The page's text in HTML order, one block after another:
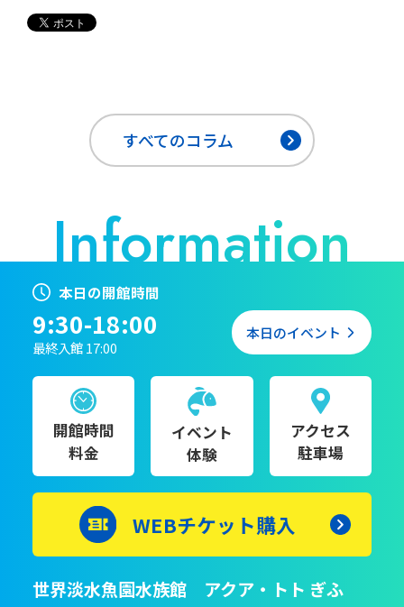
すべてのコラム
本日の開館時間
9:30-18:00
最終入館 17:00
本日のイベント
開館時間
料金
イベント
体験
アクセス
駐車場
WEBチケット購入
世界淡水魚園水族館 アクア・トト ぎふ